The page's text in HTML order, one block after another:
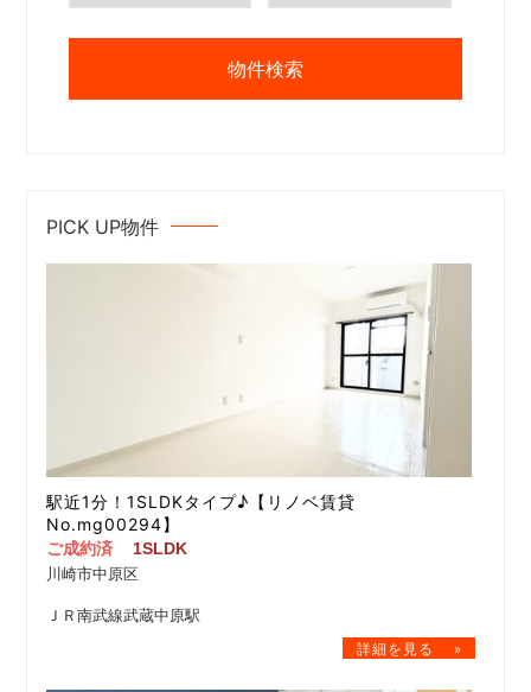
PICK UP物件
駅近1分！1SLDKタイプ♪【リノベ賃貸
No.mg00294】
ご成約済
1SLDK
川崎市中原区
ＪＲ南武線武蔵中原駅